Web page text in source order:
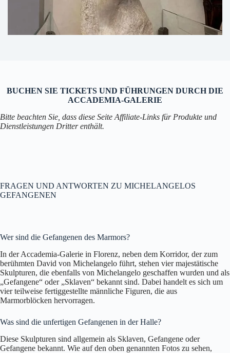
BUCHEN SIE TICKETS UND FÜHRUNGEN DURCH DIE
ACCADEMIA-GALERIE
Bitte beachten Sie, dass diese Seite Affiliate-Links für Produkte und
Dienstleistungen Dritter enthält.
FRAGEN UND ANTWORTEN ZU MICHELANGELOS
GEFANGENEN
Wer sind die Gefangenen des Marmors?
In der Accademia-Galerie in Florenz, neben dem Korridor, der zum
berühmten David von Michelangelo führt, stehen vier majestätische
Skulpturen, die ebenfalls von Michelangelo geschaffen wurden und als
„Gefangene“ oder „Sklaven“ bekannt sind. Dabei handelt es sich um
vier teilweise fertiggestellte männliche Figuren, die aus
Marmorblöcken hervorragen.
Was sind die unfertigen Gefangenen in der Halle?
Diese Skulpturen sind allgemein als Sklaven, Gefangene oder
Gefangene bekannt. Wie auf den oben genannten Fotos zu sehen,